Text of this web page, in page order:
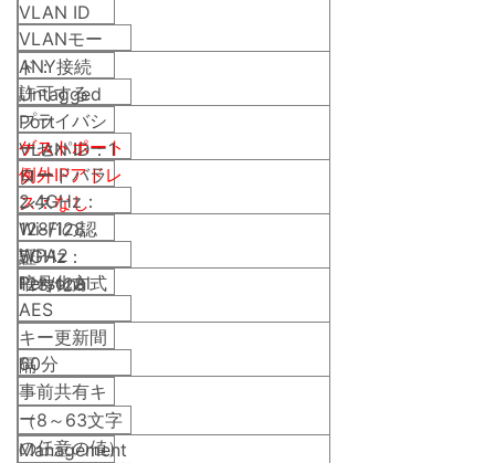
VLAN ID
VLANモー
ド：
Untagged
Port
VLAN ID：1
ANY接続
許可する
プライバシ
ーセパレー
ター
ゲストポート
例外IPアドレ
ス：なし
ロードバラ
ンス
2.4GHz：
128/128
5GHz：
128/128
Wi-Fiの認
証
WPA2
Personal
暗号化方式
AES
キー更新間
隔
60分
事前共有キ
ー
（8～63文字
の任意の値）
Management